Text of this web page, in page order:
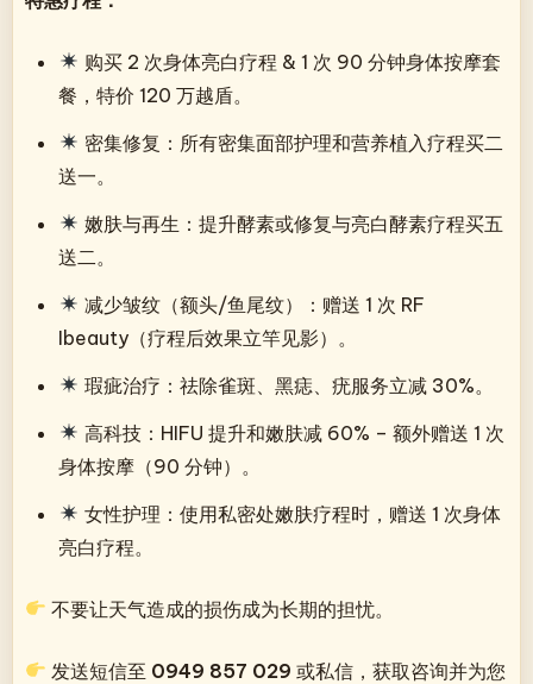
购买 2 次身体亮白疗程 & 1 次 90 分钟身体按摩套
餐，特价 120 万越盾。
密集修复：所有密集面部护理和营养植入疗程买二
送一。
嫩肤与再生：提升酵素或修复与亮白酵素疗程买五
送二。
减少皱纹（额头/鱼尾纹）：赠送 1 次 RF
Ibeauty（疗程后效果立竿见影）。
瑕疵治疗：祛除雀斑、黑痣、疣服务立减 30%。
高科技：HIFU 提升和嫩肤减 60% – 额外赠送 1 次
身体按摩（90 分钟）。
女性护理：使用私密处嫩肤疗程时，赠送 1 次身体
亮白疗程。
不要让天气造成的损伤成为长期的担忧。
发送短信至 0949 857 029 或私信，获取咨询并为您